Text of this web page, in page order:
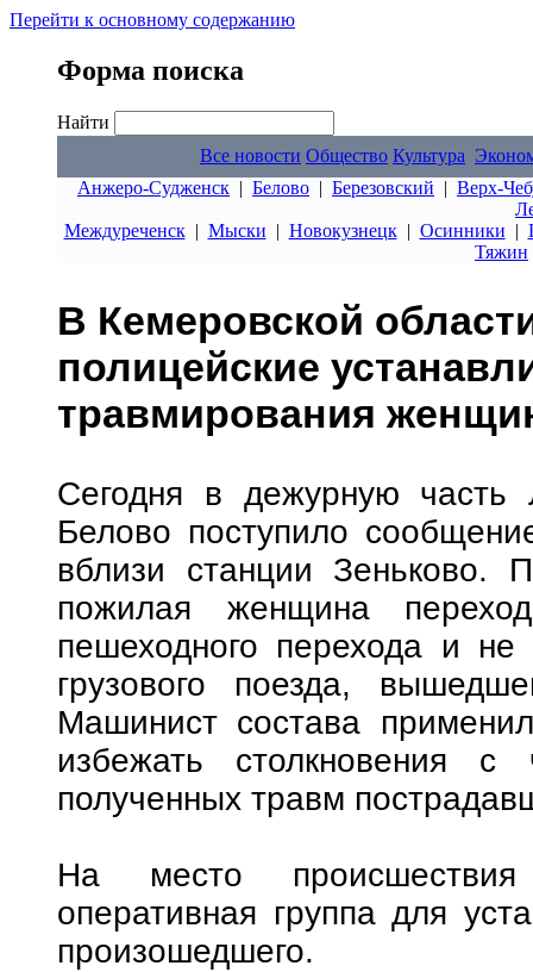
Перейти к основному содержанию
Форма поиска
Найти
Все новости Общество Культура
Анжеро-Судженск | Белово | Березовский | Верх-
Междуреченск| Мыски | Новокузнецк| Осинники |
Тяжин
В Кемеровской
полицейские
травмирования
Сегодня в дежурную
Белово поступило
вблизи станции Зеньково.
пожилая женщина
пешеходного перехода и не
грузового поезда,
Машинист состава
избежать столкновения
полученных травм
На место происшествия
оперативная группа для
произошедшего.